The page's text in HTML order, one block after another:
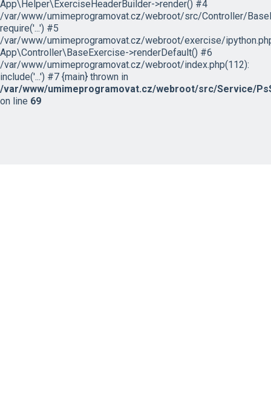
App\Helper\ExerciseHeaderBuilder->render() #4
/var/www/umimeprogramovat.cz/webroot/src/Controller/
require('...') #5
/var/www/umimeprogramovat.cz/webroot/exercise/
App\Controller\BaseExercise->renderDefault() #6
/var/www/umimeprogramovat.cz/webroot/index.php(112):
include('...') #7 {main} thrown in
/var/www/umimeprogramovat.cz/webroot/src/Service/
on line 69